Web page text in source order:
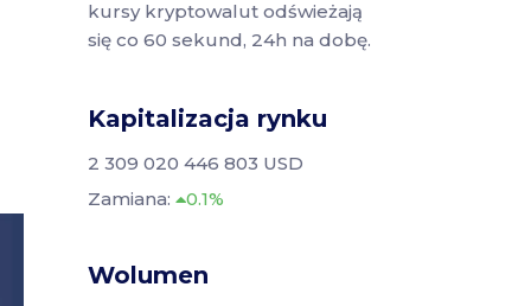
kursy kryptowalut odświeżają
się co 60 sekund, 24h na dobę.
Kapitalizacja rynku
2 309 020 446 803 USD
Zamiana:
0.1%
Wolumen